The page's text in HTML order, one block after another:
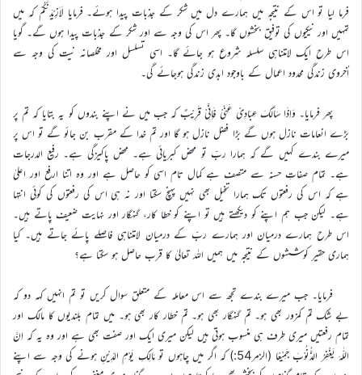
فرما لیا تو اس کے نتیجہ میں ہمارے دل میں شکر کے جذبات پیدا ہوئے۔ فرمایا لَاَزِیْدَنَّکُمْ کہ میں
تمہیں اور نیکیوں کی توفیق بخشوں گا۔ پھر اس کی وجہ سے اور شکر کے جذبات پیدا ہوں گے۔ گویا
اس طرح ایک لامتناہی سلسلہ شروع ہو جائے گا۔ اسی تسلسل اور مخلصانہ نیت کی وجہ سے
اُخروی زندگی محدود اعمال کے باوجود ابدی زندگی ہوجائے گی۔
پھر فرمایا۔ وَاِذَا سَاَلَکَ عِبَادِیْ عَنِّیْ فَاِنِّیْ قَرِیْبٌ کہ جب میں نے اپنے بندوں کو یہ بتایا کہ تم پر
بڑے انعامات نازل ہوں گے بڑا فضل نازل ہو گا اور تم خدا کے مقرب بن جائو گے تو اس پر
میرے بندے کہیں گے کہ ہمارا ربّ تو محض کبریائی ہے۔ محض پاکیزگی ہے۔ رفیع الدرجات
ہے۔ تمام صفاتِ حسنہ سے متصف ہے کمال تام اسی کو حاصل ہے اور وہ اتنا ارفع اور اعلیٰ
ہے کہ اس کی رفعتوں تک ہمارا تخیل بھی نہیں پہنچ سکتا اور نہ ہی اس کی رفعتوں کی کوئی انتہا
ہے۔ لیکن جب ہم اپنے کو دیکھتے ہیں تو اپنے کو خطا کار، گنہگار اور نہایت ضعیف پاتے ہیں۔
اس طرح ہمارے درمیان اور ہمارے ربّ کے درمیان لامتناہی فاصلے پائے جاتے ہیں۔ کیا
ہماری حقیر کوششوں کے نتیجہ میں ہمیں اللہ تعالیٰ کا قرب حاصل ہو سکتا ہے؟
فرمایا۔ جب میرے بندے تجھ سے اس معاملہ کے متعلق سوال کریں تو تم انہیں کہہ دو کہ
بے شک تم کمزور بھی ہو۔ تم گنہگار بھی ہو۔ تم خطار کار بھی ہو۔ میں تمام بلندیوں کا مالک اور
تمام رفعتیں میری طرف ہی منسوب ہوتی ہیں لیکن میری ایک اور صفت بھی ہے اور وہ یہ کہ اِنَّ
اللّٰہَ یَغْفِرُ الذُّنُوْبَ جَمِیْعًا (الزمر54:) کہ اگر میں چاہوں تو مَالِکِ یَوْمِ الدِّیْنِ ہونے کی وجہ سے اپنے